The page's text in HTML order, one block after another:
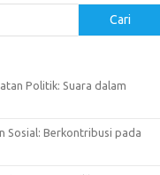
Cari
Politik: Suara dalam
Sosial: Berkontribusi pada